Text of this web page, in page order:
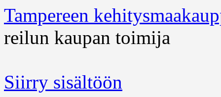
Tampereen
reilun kaupan toimija
Siirry sisältöön